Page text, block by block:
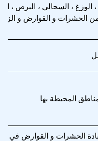
، الوزغ ، السحالي ، البرص ،
من الحشرات و القوارض و
المحيطة بها
الحشرات و القوارض في